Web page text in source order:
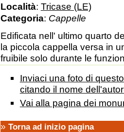
Località: Tricase (LE)
Categoria: Cappelle
Edificata nell' ultimo quarto
la piccola cappella versa in
fruibile solo durante le
Inviaci una foto di
citando il nome
Vai alla pagina dei
» Torna ad inizio pagina